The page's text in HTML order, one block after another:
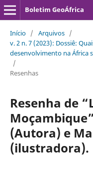
Boletim GeoÁfrica
Início / Arquivos /
v. 2 n. 7 (2023): Dossiê:
desenvolvimento na África
/
Resenhas
Resenha de
(Autora) e
(ilustradora).